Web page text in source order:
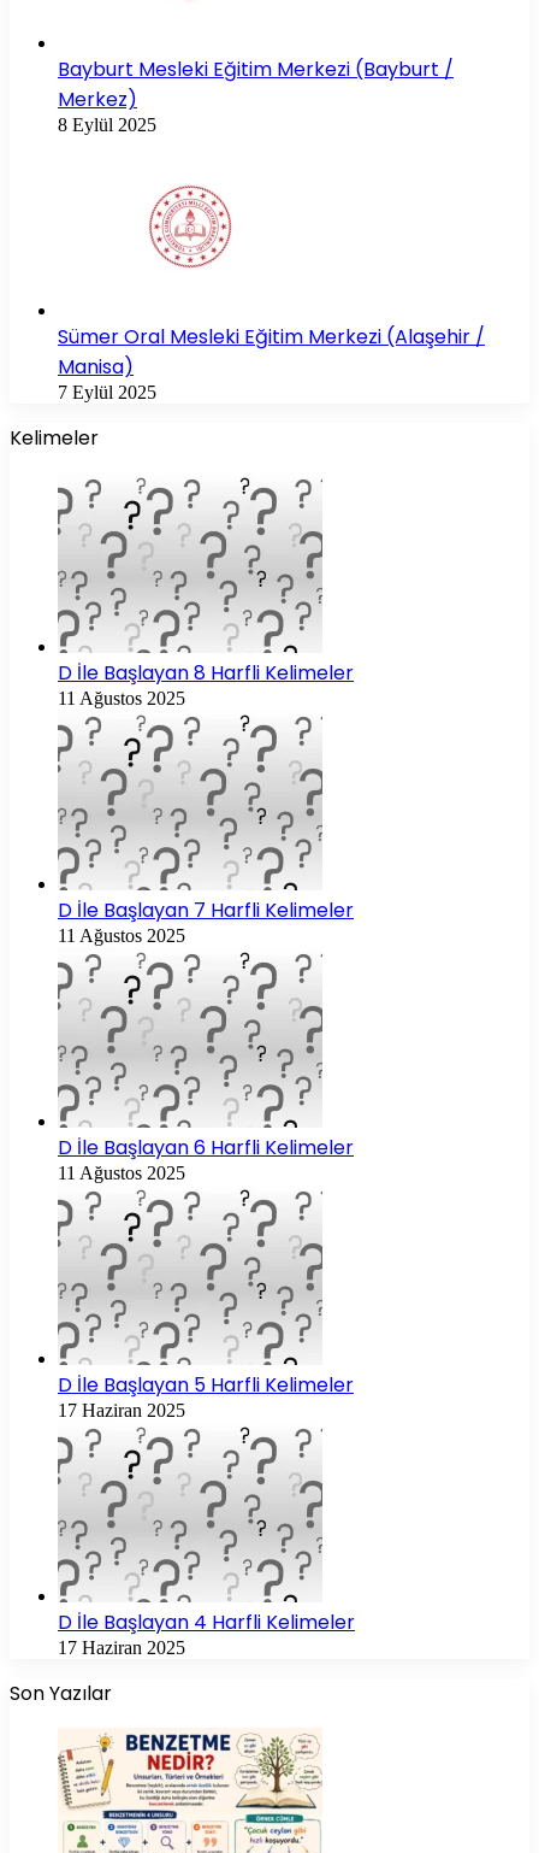
Bayburt Mesleki Eğitim Merkezi (Bayburt /
Merkez)
8 Eylül 2025
Sümer Oral Mesleki Eğitim Merkezi (Alaşehir /
Manisa)
7 Eylül 2025
Kelimeler
D İle Başlayan 8 Harfli Kelimeler
11 Ağustos 2025
D İle Başlayan 7 Harfli Kelimeler
11 Ağustos 2025
D İle Başlayan 6 Harfli Kelimeler
11 Ağustos 2025
D İle Başlayan 5 Harfli Kelimeler
17 Haziran 2025
D İle Başlayan 4 Harfli Kelimeler
17 Haziran 2025
Son Yazılar